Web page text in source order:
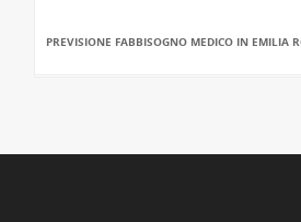
PREVISIONE FABBISOGNO MEDICO IN EMILIA